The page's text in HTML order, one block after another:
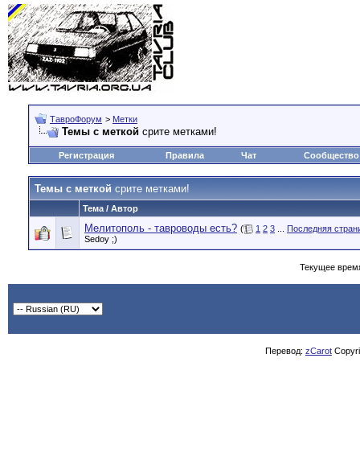
ТавроФорум > Метки
Темы с меткой срите метками!
Регистрация Правила Чат Сообщество
Темы с меткой срите метками!
Тема / Автор
Мелитополь - тавроводы есть? ( 1 2 3
Последняя
Sedoy ;)
Текущее
Перевод: zCarot